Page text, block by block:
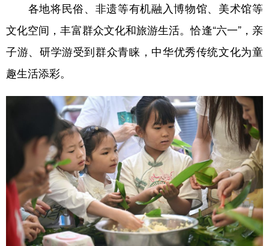
各地将民俗、非遗等有机融入博物馆、美术馆等
文化空间，丰富群众文化和旅游生活。恰逢“六一”，亲
子游、研学游受到群众青睐，中华优秀传统文化为童
趣生活添彩。